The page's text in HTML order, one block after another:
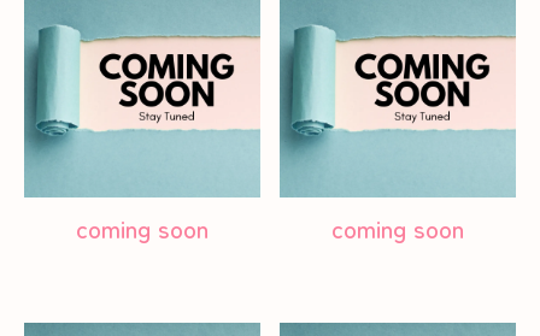
coming soon coming soon